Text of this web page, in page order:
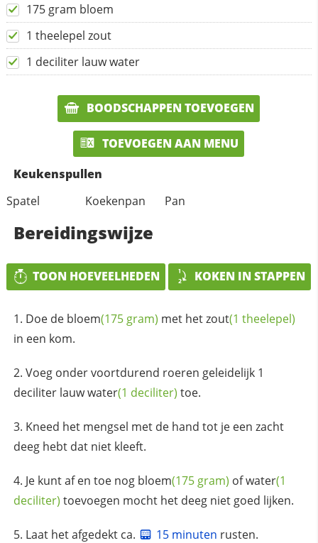
175 gram bloem
1 theelepel zout
1 deciliter lauw water
BOODSCHAPPEN TOEVOEGEN
TOEVOEGEN AAN MENU
Keukenspullen
Spatel
Koekenpan Pan
Bereidingswijze
TOON HOEVEELHEDEN KOKEN IN STAPPEN
Doe de bloem(175 gram) met hetzout(1 theelepel)
in een kom.
Voeg onder voortdurend roeren geleidelijk 1
deciliter lauwwater(1 deciliter) toe.
Kneed het mengsel met de hand tot je een zacht
deeg hebt dat niet kleeft.
Je kunt af en toe nog bloem(175 gram) ofwater(1
deciliter) toevoegen mocht het deeg niet goed lijken.
Laat het afgedekt ca. 15 minuten rusten.